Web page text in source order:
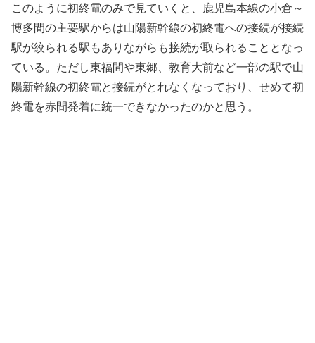
このように初終電のみで見ていくと、鹿児島本線の小倉～
博多間の主要駅からは山陽新幹線の初終電への接続が接続
駅が絞られる駅もありながらも接続が取られることとなっ
ている。ただし東福間や東郷、教育大前など一部の駅で山
陽新幹線の初終電と接続がとれなくなっており、せめて初
終電を赤間発着に統一できなかったのかと思う。